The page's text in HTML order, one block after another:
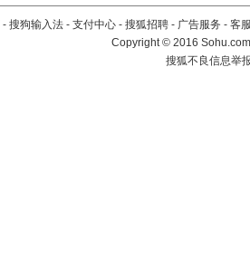
- 搜狗输入法 - 支付中心 - 搜狐招聘 - 广告服务 - 客
Copyright©2016
搜狐不良信息举